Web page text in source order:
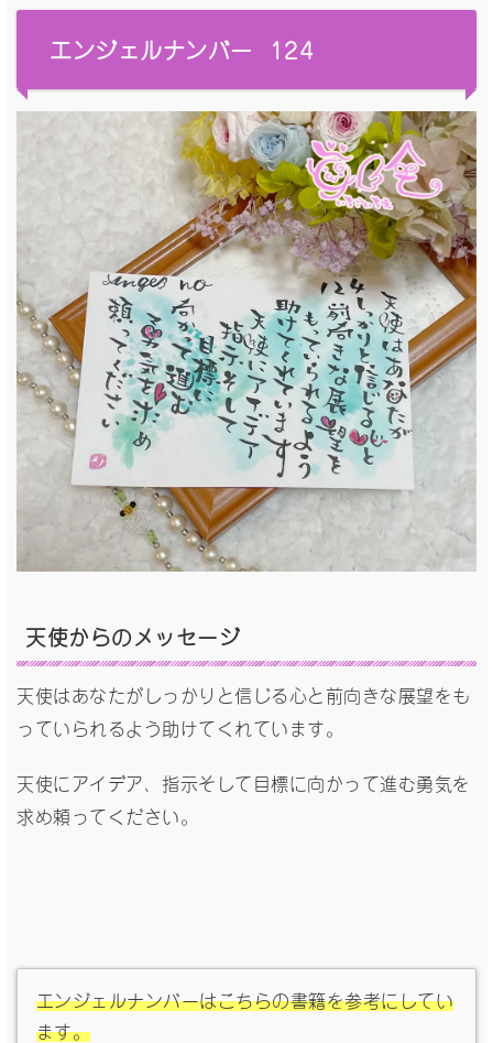
エンジェルナンバー 124
天使からの メッセージ
天使はあなたがしっかりと信じる心と前向きな展望をも
っていられるよう助けてくれています。
天使にアイデア、指示そして目標に向かって進む勇気を
求め頼ってください。
エンジェルナンバーはこちらの書籍を参考にしてい
ます。